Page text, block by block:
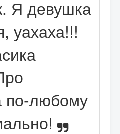
Я девушка
уахаха!!!
по-любому